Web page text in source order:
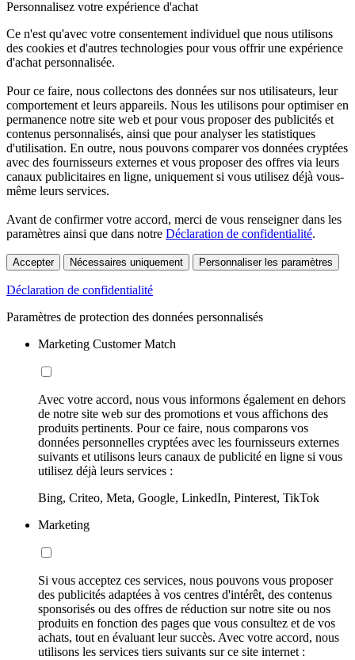
Personnalisez votre expérience d'achat
Ce n'est qu'avec votre consentement individuel que nous utilisons
des cookies et d'autres technologies pour vous offrir une expérience
d'achat personnalisée.
Pour ce faire, nous collectons des données sur nos utilisateurs, leur
comportement et leurs appareils. Nous les utilisons pour optimiser en
permanence notre site web et pour vous proposer des publicités et
contenus personnalisés, ainsi que pour analyser les statistiques
d'utilisation. En outre, nous pouvons comparer vos données cryptées
avec des fournisseurs externes et vous proposer des offres via leurs
canaux publicitaires en ligne, uniquement si vous utilisez déjà vous-
même leurs services.
Avant de confirmer votre accord, merci de vous renseigner dans les
paramètres ainsi que dans notre Déclaration de confidentialité.
Accepter Nécessaires uniquement Personnaliser les paramètres
Déclaration de confidentialité
Paramètres de protection des données personnalisés
Marketing Customer Match
Avec votre accord, nous vous informons également en dehors
de notre site web sur des promotions et vous affichons des
produits pertinents. Pour ce faire, nous comparons vos
données personnelles cryptées avec les fournisseurs externes
suivants et utilisons leurs canaux de publicité en ligne si vous
utilisez déjà leurs services :
Bing, Criteo, Meta, Google, LinkedIn, Pinterest, TikTok
Marketing
Si vous acceptez ces services, nous pouvons vous proposer
des publicités adaptées à vos centres d'intérêt, des contenus
sponsorisés ou des offres de réduction sur notre site ou nos
produits en fonction des pages que vous consultez et de vos
achats, tout en évaluant leur succès. Avec votre accord, nous
utilisons les services tiers suivants sur ce site internet :